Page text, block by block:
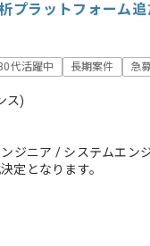
プラットフォーム
代活躍中 長期案件 急
ス)
ジニア / システムエン
定となります。